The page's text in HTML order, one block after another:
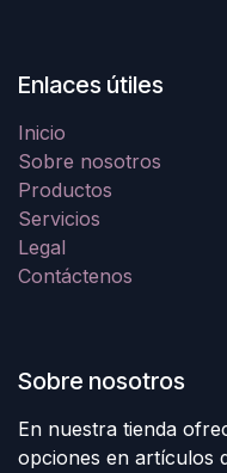
Enlaces útiles
Inicio
Sobre nosotros
Productos
Servicios
Legal
Contáctenos
Sobre nosotros
En nuestra tienda
opciones en artículos